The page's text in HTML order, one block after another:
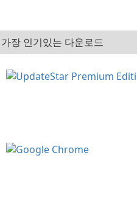
가장 인기있는 다운로드